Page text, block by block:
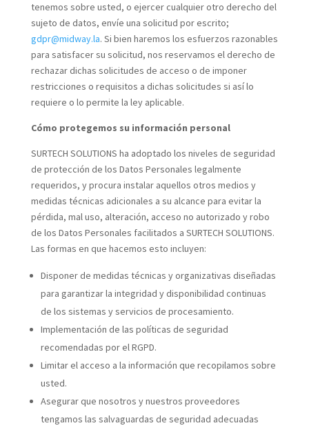
tenemos sobre usted, o ejercer cualquier otro derecho del
sujeto de datos, envíe una solicitud por escrito;
gdpr@midway.la. Si bien haremos los esfuerzos razonables
para satisfacer su solicitud, nos reservamos el derecho de
rechazar dichas solicitudes de acceso o de imponer
restricciones o requisitos a dichas solicitudes si así lo
requiere o lo permite la ley aplicable.
Cómo protegemos su información personal
SURTECH SOLUTIONS ha adoptado los niveles de seguridad
de protección de los Datos Personales legalmente
requeridos, y procura instalar aquellos otros medios y
medidas técnicas adicionales a su alcance para evitar la
pérdida, mal uso, alteración, acceso no autorizado y robo
de los Datos Personales facilitados a SURTECH SOLUTIONS.
Las formas en que hacemos esto incluyen:
Disponer de medidas técnicas y organizativas diseñadas
para garantizar la integridad y disponibilidad continuas
de los sistemas y servicios de procesamiento.
Implementación de las políticas de seguridad
recomendadas por el RGPD.
Limitar el acceso a la información que recopilamos sobre
usted.
Asegurar que nosotros y nuestros proveedores
tengamos las salvaguardas de seguridad adecuadas